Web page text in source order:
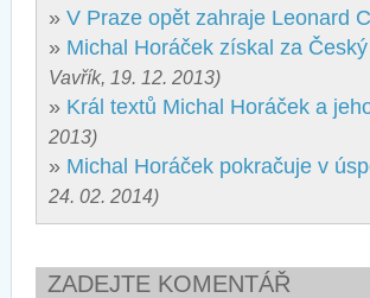
» V Praze opět zahraje Leonard
» Michal Horáček získal za
Vavřík, 19. 12. 2013)
» Král textů Michal Horáček a
2013)
» Michal Horáček pokračuje v
24. 02. 2014)
ZADEJTE KOMENTÁŘ